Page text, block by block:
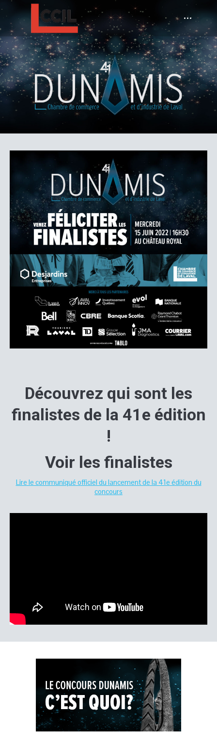
Découvrez qui sont les
finalistes de la 41e édition
!
Voir les finalistes
Lire le communiqué officiel du lancement de la 41e édition du
concours